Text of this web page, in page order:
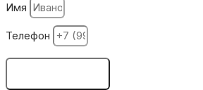
Имя
Телефон